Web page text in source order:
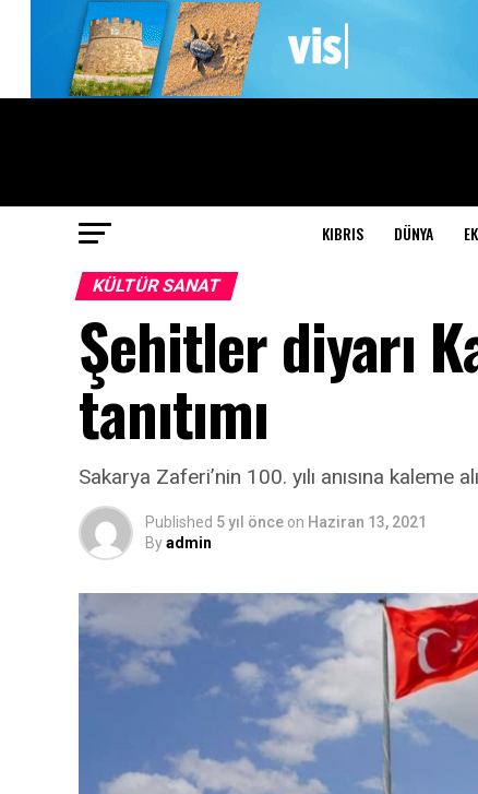
KIBRIS DÜNYA
KÜLTÜR SANAT
Şehitler diyarı
tanıtımı
Sakarya Zaferi’nin 100. yılı anısına kaleme
Published 5 yıl önce on Haziran 13, 2021
Byadmin